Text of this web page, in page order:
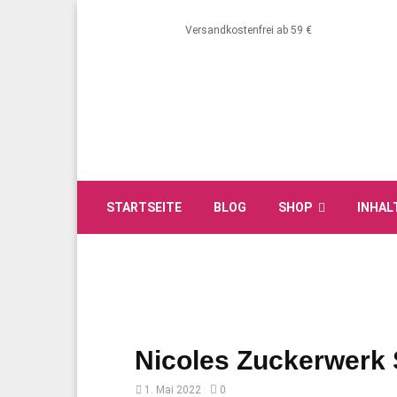
Versandkostenfrei ab 59 €
STARTSEITE BLOG SHOP
Nicoles Zuckerwerk
1. Mai 2022 0